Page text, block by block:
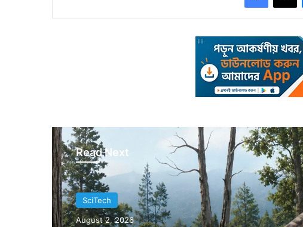
Read Next
SciTech
SciTech